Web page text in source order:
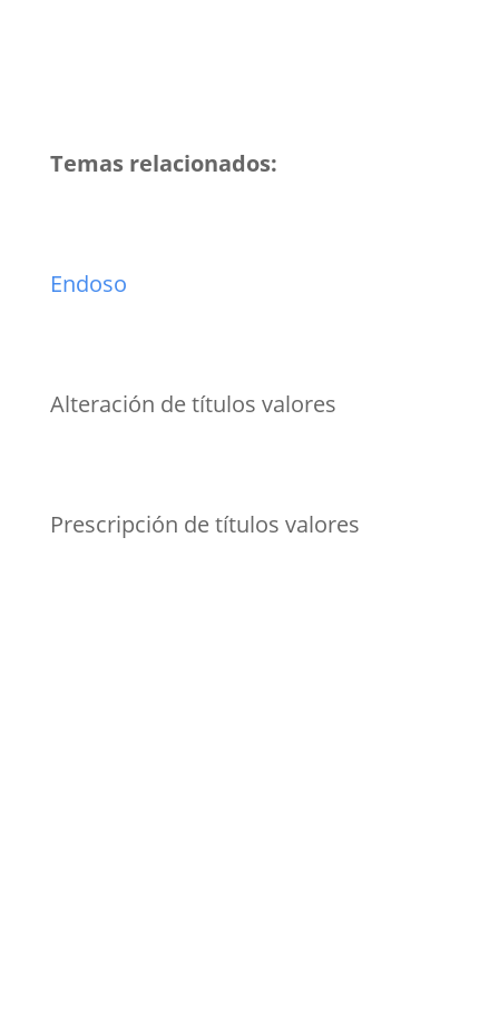
Temas relacionados:
Endoso
Alteración de títulos valores
Prescripción de títulos valores